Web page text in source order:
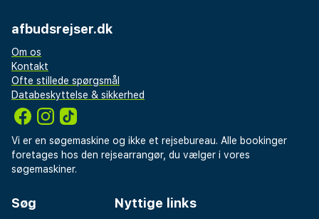
afbudsrejser.dk
Om os
Kontakt
Ofte stillede spørgsmål
Databeskyttelse & sikkerhed
Vi er en søgemaskine og ikke et rejsebureau. Alle bookinger
foretages hos den rejsearrangør, du vælger i vores
søgemaskiner.
Søg Nyttige links